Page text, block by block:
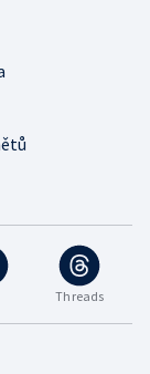
Threads